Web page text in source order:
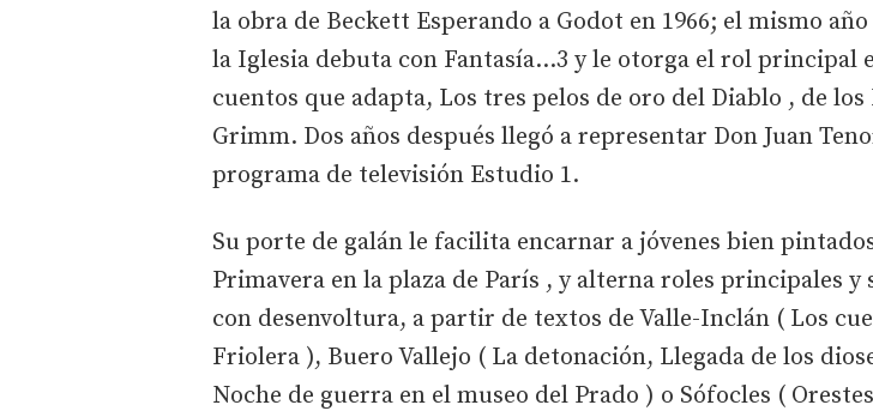
la obra de Beckett Esperando a Godot en 1966; el mismo
la Iglesia debuta con Fantasía…3 y le otorga el rol principal
cuentos que adapta, Los tres pelos de oro del Diablo , de los
Grimm. Dos años después llegó a representar Don Juan
programa de televisión Estudio 1.
Su porte de galán le facilita encarnar a jóvenes bien
Primavera en la plaza de París , y alterna roles principales y
con desenvoltura, a partir de textos de Valle-Inclán ( Los
Friolera ), Buero Vallejo ( La detonación, Llegada de los
Noche de guerra en el museo del Prado ) o Sófocles (